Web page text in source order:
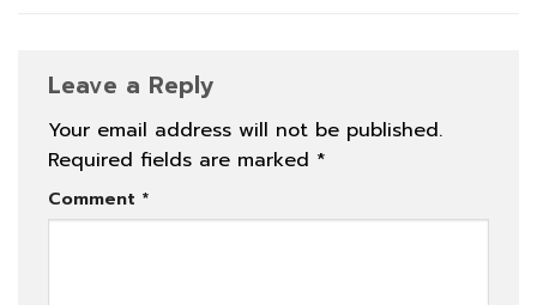
Leave a Reply
Your email address will not be published.
Required fields are marked *
Comment *